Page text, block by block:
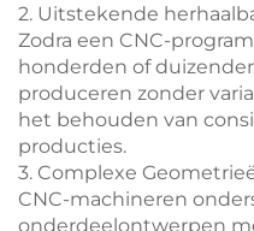
2. Uitstekende
Zodra een CNC-
honderden of
produceren zonder
het behouden van
producties.
3. Complexe
CNC-machineren
onderdeelontwerpen